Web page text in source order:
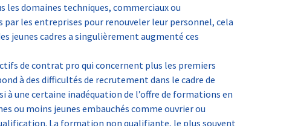
les domaines techniques, commerciaux ou
les entreprises pour renouveler leur personnel, cela
jeunes cadres a singulièrement augmenté ces
de contrat pro qui concernent plus les premiers
à des difficultés de recrutement dans le cadre de
à une certaine inadéquation de l’offre de formations en
ou moins jeunes embauchés comme ouvrier ou
La formation non qualifiante, le plus souvent